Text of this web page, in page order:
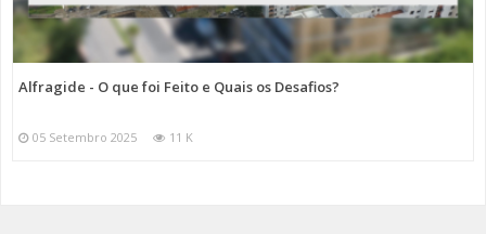
Alfragide - O que foi Feito e Quais os Desafios?
05 Setembro 2025 11 K